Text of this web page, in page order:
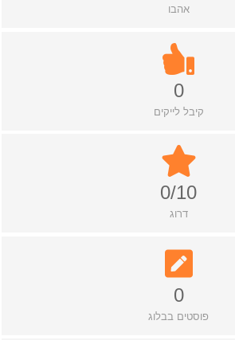
אהבו
0
קיבל לייקים
0/10
דרוג
0
פוסטים בבלוג